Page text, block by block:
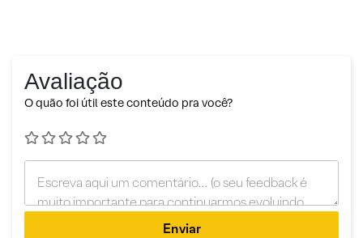
Avaliação
O quão foi útil este conteúdo pra você?
Enviar